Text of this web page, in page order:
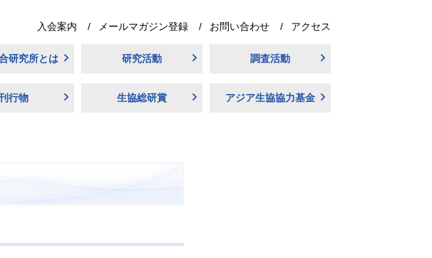
入会案内 メールマガジン登録 お問い合わせ アクセス
研究所とは 研究活動 調査活動
行物 生協総研賞 アジア生協協力基金